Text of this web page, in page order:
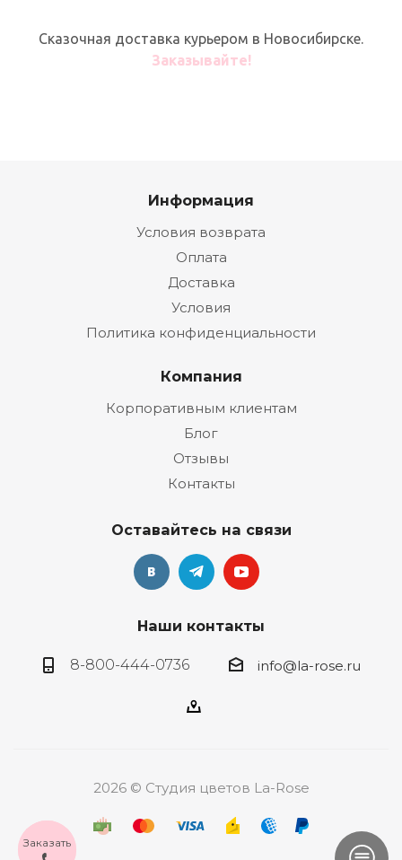
Сказочная доставка курьером в Новосибирске.
Заказывайте!
Информация
Условия возврата
Оплата
Доставка
Условия
Политика конфиденциальности
Компания
Корпоративным клиентам
Блог
Отзывы
Контакты
Оставайтесь на связи
Наши контакты
8-800-444-0736 info@la-rose.ru
2026 © Студия цветов La-Rose
Заказать
Заказать